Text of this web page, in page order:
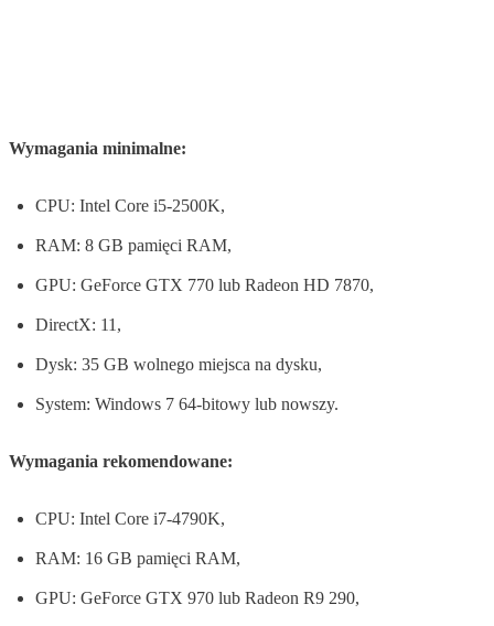
Wymagania minimalne:
CPU: Intel Core i5-2500K,
RAM: 8 GB pamięci RAM,
GPU: GeForce GTX 770 lub Radeon HD 7870,
DirectX: 11,
Dysk: 35 GB wolnego miejsca na dysku,
System: Windows 7 64-bitowy lub nowszy.
Wymagania rekomendowane:
CPU: Intel Core i7-4790K,
RAM: 16 GB pamięci RAM,
GPU: GeForce GTX 970 lub Radeon R9 290,